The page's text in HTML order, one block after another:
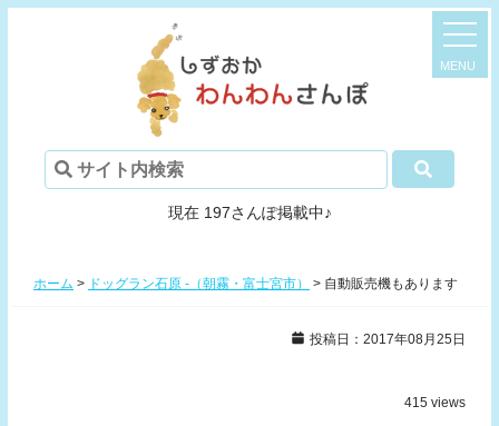
現在 197さんぽ掲載中♪
ホーム > ドッグラン石原 -（朝霧・富士宮市） > 自動販売機もあります
投稿日：2017年08月25日
415 views